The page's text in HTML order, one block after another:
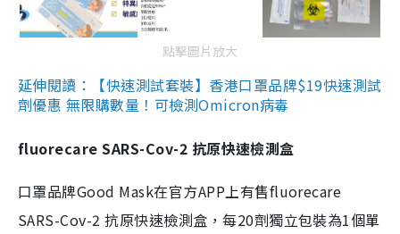
點擊圖片放大
延伸閱讀：【快速測試套裝】香港口罩品牌$19快速測試
劑優惠 無限購數量！可檢測Omicron病毒
fluorecare SARS-Cov-2 抗原快速檢測盒
口罩品牌Good Mask在官方APP上有售fluorecare
SARS-Cov-2 抗原快速檢測盒，每20劑獨立包裝為1個單